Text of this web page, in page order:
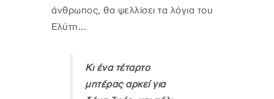
άνθρωπος, θα ψελλίσει τα λόγια του
Ελύτη...
Κι ένα τέταρτο
μητέρας αρκεί για